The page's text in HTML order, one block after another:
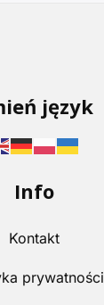
język
Info
Kontakt
prywatności